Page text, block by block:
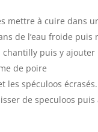
mettre à cuire dans
de l’eau froide puis
puis y ajouter
de poire
les spéculoos écrasés.
de speculoos